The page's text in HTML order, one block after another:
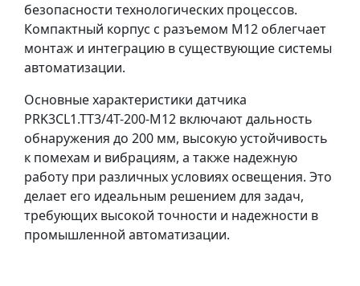
безопасности технологических процессов.
Компактный корпус с разъемом M12 облегчает
монтаж и интеграцию в существующие системы
автоматизации.
Основные характеристики датчика
PRK3CL1.TT3/4T-200-M12 включают дальность
обнаружения до 200 мм, высокую устойчивость
к помехам и вибрациям, а также надежную
работу при различных условиях освещения. Это
делает его идеальным решением для задач,
требующих высокой точности и надежности в
промышленной автоматизации.